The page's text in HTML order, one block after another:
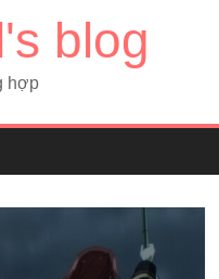
blog
hợp